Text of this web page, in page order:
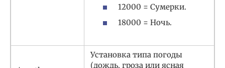
12000 = Сумерки.
18000 = Ночь.
Установка типа погоды
(дождь, гроза или ясная